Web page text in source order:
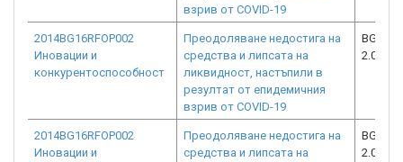
взрив от COVID-19
2014BG16RFOP002
Иновации и
конкурентоспособност
Преодоляване недостига на
средства и липсата на
ликвидност, настъпили в
резултат от епидемичния
взрив от COVID-19
2.073-
2014BG16RFOP002
Иновации и
Преодоляване недостига на
средства и липсата на
2.073-